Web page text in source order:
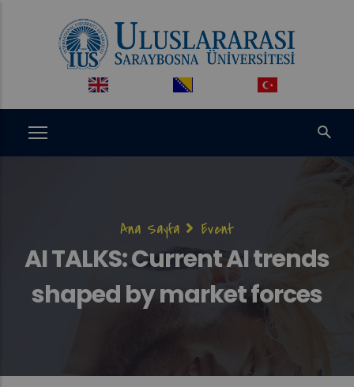
Sayfa
yolu
Ana Sayfa Event
AI TALKS: Current AI trends
shaped by market forces